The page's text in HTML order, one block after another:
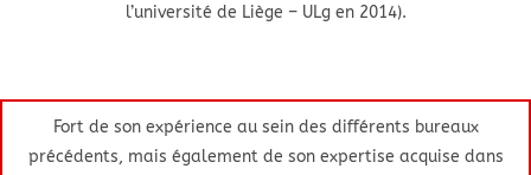
l’université de Liège – ULg en 2014).
Fort de son expérience au sein des différents bureaux
précédents, mais également de son expertise acquise dans